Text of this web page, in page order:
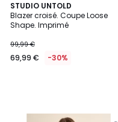
STUDIO UNTOLD
Blazer croisé. Coupe Loose
Shape. Imprimé
99,99 €
69,99 € -30%